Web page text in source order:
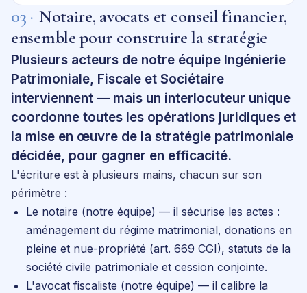
03 · Notaire, avocats et conseil financier,
ensemble pour construire la stratégie
Plusieurs acteurs de notre équipe Ingénierie
Patrimoniale, Fiscale et Sociétaire
interviennent — mais un interlocuteur unique
coordonne toutes les opérations juridiques et
la mise en œuvre de la stratégie patrimoniale
décidée, pour gagner en efficacité.
L'écriture est à plusieurs mains, chacun sur son
périmètre :
Le notaire (notre équipe) — il sécurise les actes :
aménagement du régime matrimonial, donations en
pleine et nue-propriété (art. 669 CGI), statuts de la
société civile patrimoniale et cession conjointe.
L'avocat fiscaliste (notre équipe) — il calibre la